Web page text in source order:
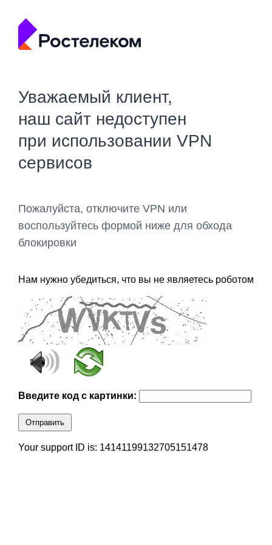
Уважаемый клиент,
наш сайт недоступен
при использовании VPN
сервисов
Пожалуйста, отключите VPN или
воспользуйтесь формой ниже для обхода
блокировки
Нам нужно убедиться, что вы не являетесь роботом
Введите код с картинки:
Отправить
Your support ID is: 14141199132705151478